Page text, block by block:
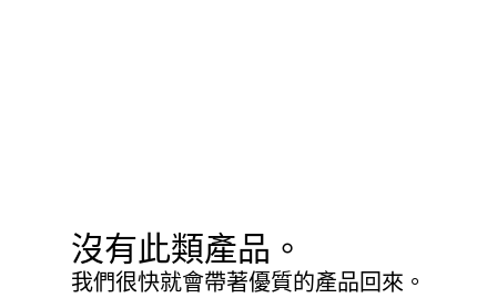
沒有此類產品。
我們很快就會帶著優質的產品回來。